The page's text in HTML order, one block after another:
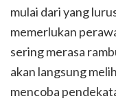
mulai dari yang
memerlukan
sering merasa
akan langsung
mencoba